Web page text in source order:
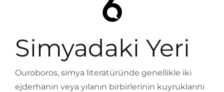
Simyadaki Yeri
Ouroboros, simya literatüründe genellikle iki
ejderhanın veya yılanın birbirlerinin kuyruklarını